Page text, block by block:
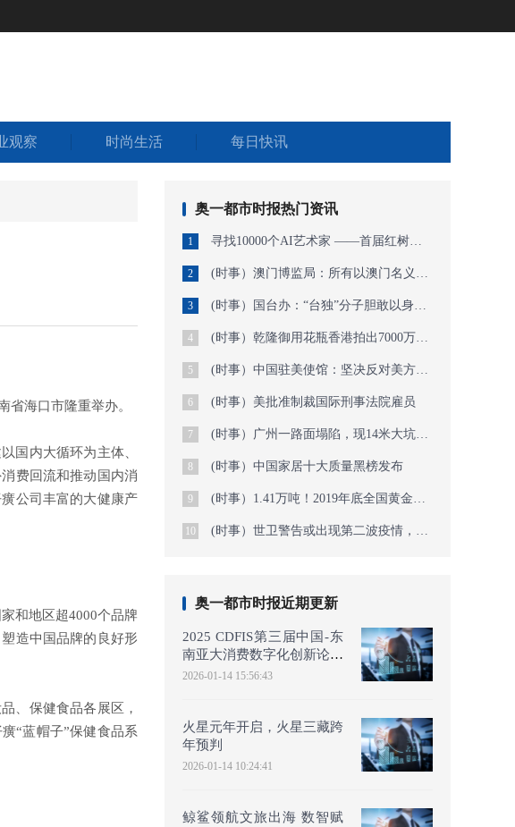
观察 时尚生活 每日快讯
海口市隆重举办。
国内大循环为主体、
费回流和推动国内消
公司丰富的大健康产
和地区超4000个品牌
造中国品牌的良好形
、保健食品各展区，
“蓝帽子”保健食品系
奥一都市时报热门资讯
1 寻找10000个AI艺术家 ——首届红树林AI艺术万人展暨今日未来馆AI艺术特展开启作
2 (时事）澳门博监局：所有以澳门名义经营的网上娱乐场均属非法
3 (时事）国台办：“台独”分子胆敢以身试法必遭严惩
4 (时事）乾隆御用花瓶香港拍出7000万港元，曾流落欧洲半世纪
5 (时事）中国驻美使馆：坚决反对美方因涉港问题对中方官员实施签证限制措施
6 (时事）美批准制裁国际刑事法院雇员
7 (时事）广州一路面塌陷，现14米大坑，已出动潜水员
8 (时事）中国家居十大质量黑榜发布
9 (时事）1.41万吨！2019年底全国黄金查明资源储量公布
10 (时事）世卫警告或出现第二波疫情，美疾控官员：大流行还未结束
奥一都市时报近期更新
2025 CDFIS第三届中国-东
南亚大消费数字化创新论坛
于曼谷圆满举行——共绘
2026-01-14 15:56:43
火星元年开启，火星三藏跨
年预判
2026-01-14 10:24:41
鲸鲨领航文旅出海 数智赋